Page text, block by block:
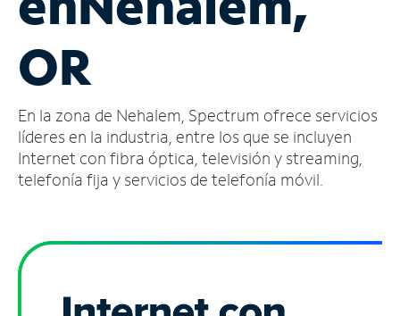
cuenta
Encuentra
tienda
OR
En la zona de Nehalem, Spectrum ofrece servicios
líderes en la industria, entre los que se incluyen
Internet con fibra óptica, televisión y streaming,
telefonía fija y servicios de telefonía móvil.